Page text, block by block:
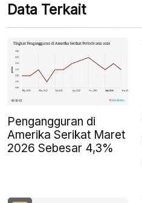
Data Terkait
Pengangguran di
Amerika Serikat Maret
2026 Sebesar 4,3%